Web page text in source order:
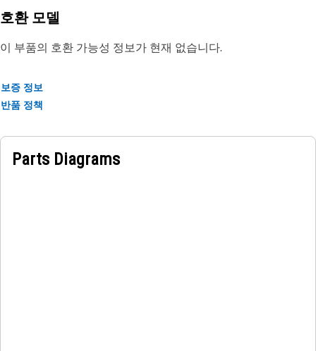
호환 모델
이 부품의 호환 가능성 정보가 현재 없습니다.
보증 정보
반품 정책
Parts Diagrams